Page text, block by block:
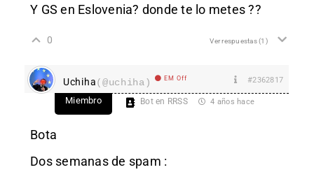
Y GS en Eslovenia? donde te lo metes ??
0 Ver respuestas(1)
Uchiha(@uchiha) EM Off #2362817
Miembro Bot en RRSS 4 años hace
Bota
Dos semanas de spam :